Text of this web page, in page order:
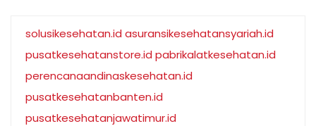
solusikesehatan.id asuransikesehatansyariah.id
pusatkesehatanstore.id pabrikalatkesehatan.id
perencanaandinaskesehatan.id
pusatkesehatanbanten.id
pusatkesehatanjawatimur.id